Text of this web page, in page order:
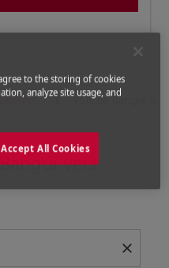
Vols de Bangui a
vers
close
options populaires
to the storing of cookies
analyze site usage, and
Accept All Cookies